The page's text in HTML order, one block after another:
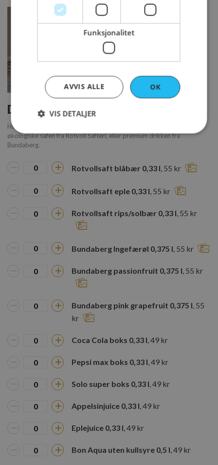
Drikke
Hva med forfriskende drikke til maten? Vi kan spesielt anbefalte den
økologiske safen fra Rotvoll Safteri, eller premium drikken fra
Bundaberg.
Rotvollsaft blåbær 0,33 l, 55 kr
Rotvollsaft eple 0,33 l, 55 kr
Rotvollsaft rips/solbær 0,33 l, 55 kr
Bundaberg Ingefærøl 0,375 l, 55 kr
Bundaberg passionfruit 0,375 l, 55 kr
Bundaberg pink grapefruit 0,375 l, 55
kr
Coca Cola boks 0,33 l, 49 kr
Pepsi max boks 0,33 l, 49 kr
Solo super boks 0,33 l, 49 kr
Appelsinjuice 0,33 l, 49 kr
Eplejuice 0,33 l, 49 kr
Bon Aqua uten kullsyre 0,5 l, 49 kr
Funksjonalitet
OK
AVVIS ALLE
VIS DETALJER
Funksjonalitet
Strengt nødvendige informasjonskapsler tillater
kjernefunksjoner på nettstedet, som
Nettstedet kan ikke brukes riktig uten strengt
nødvendige informasjonskapsler.
sessionid_www.rosenborgbakeri.no
www.rosenborgbakeri.no
CookieScriptConsent
CookieScript
Googles